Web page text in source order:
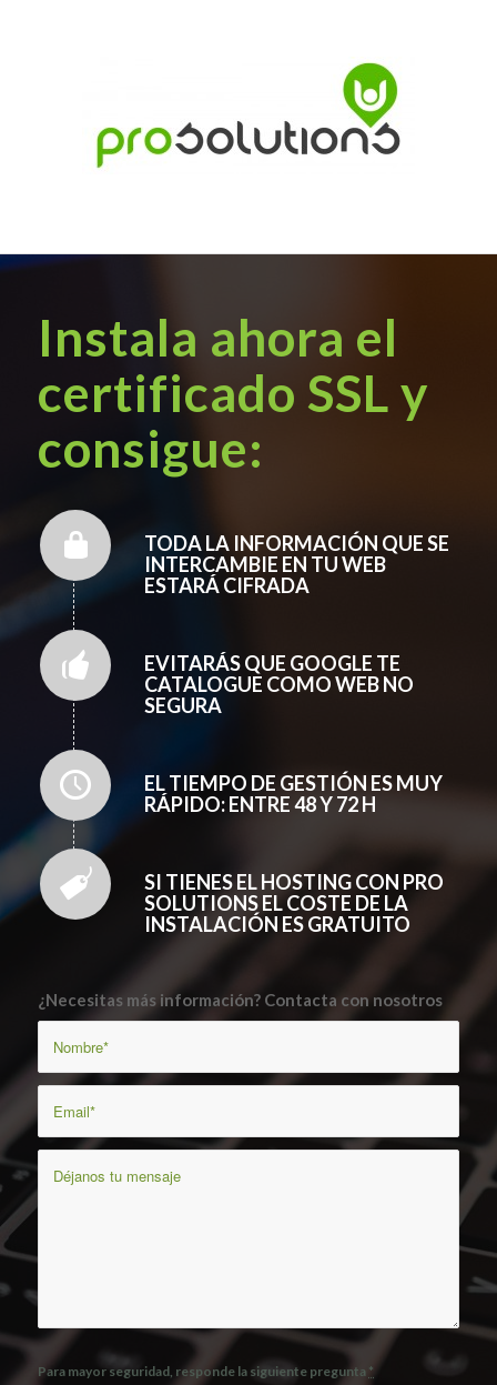
Instala ahora el
certificado SSL y
consigue:
TODA LA INFORMACIÓN QUE SE
INTERCAMBIE EN TU WEB
ESTARÁ CIFRADA
EVITARÁS QUE GOOGLE TE
CATALOGUE COMO WEB NO
SEGURA
EL TIEMPO DE GESTIÓN ES MUY
RÁPIDO: ENTRE 48 Y 72 H
SI TIENES EL HOSTING CON PRO
SOLUTIONS EL COSTE DE LA
INSTALACIÓN ES GRATUITO
¿Necesitas más información? Contacta con nosotros
Para mayor seguridad, responde la siguiente pregunta *